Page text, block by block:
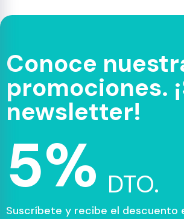
Conoce
promociones.
newsletter!
5% DTO.
Suscríbete y recibe el descuento